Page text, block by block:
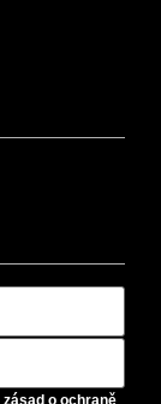
zásad o ochraně